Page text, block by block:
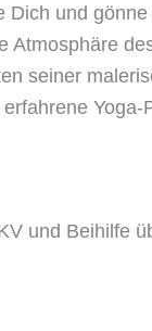
Dich und
Atmosphäre
seiner
Yoga-
und Beihilfe